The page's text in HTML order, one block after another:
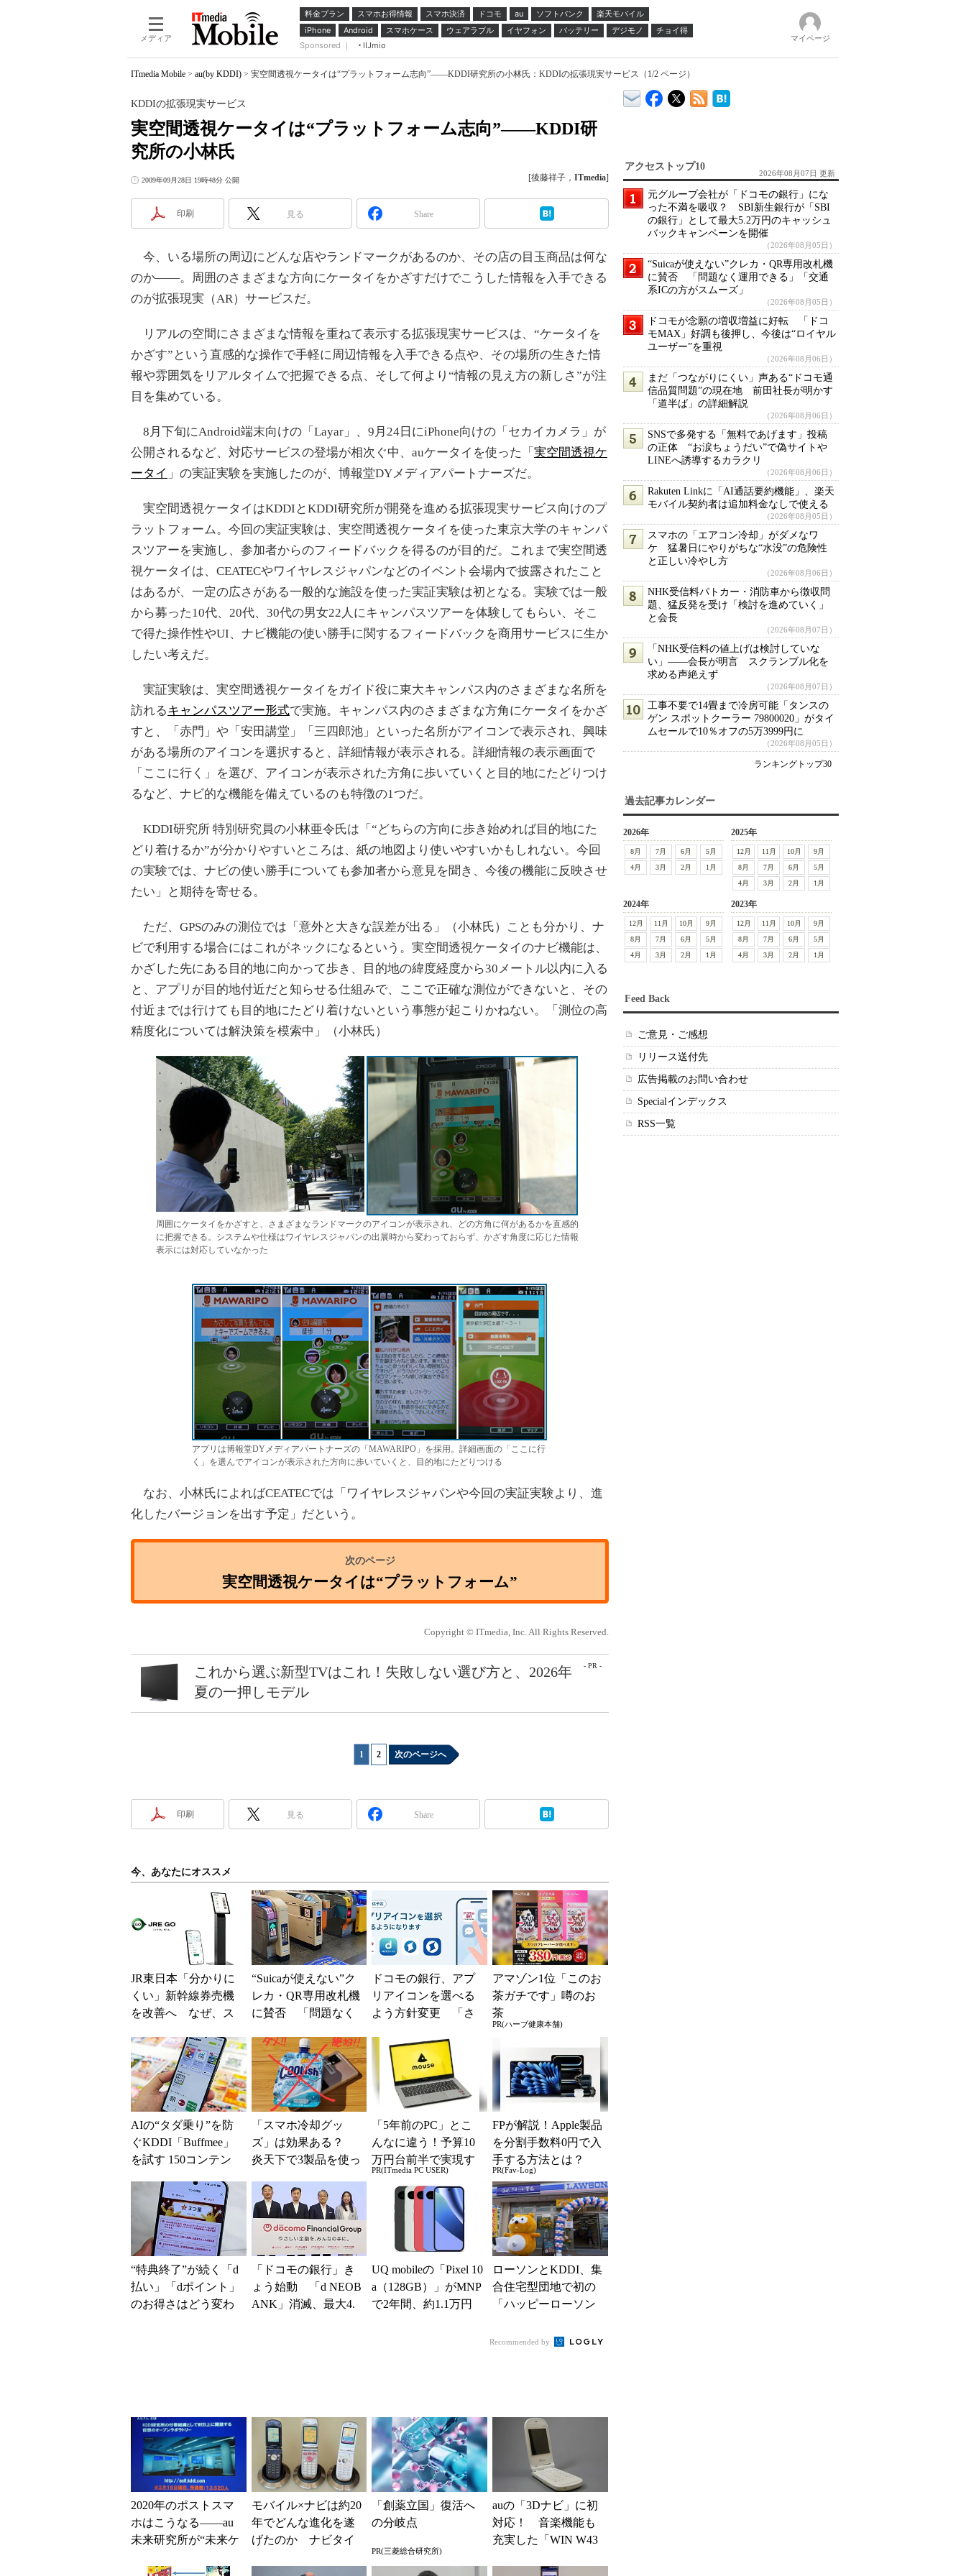
メディア
料金プラン スマホお得情報 スマホ決済 ドコモ au ソフトバンク
楽天モバイル
iPhone
Android スマホケース ウェアラブル イヤフォン バッテリー デジモノ
チョイ得
Sponsored ｜
IIJmio
マイページ
ITmedia Mobile > au(by KDDI) > 実空間透視ケータイは“プラットフォーム志向”――KDDI研究所の小林氏：KDDIの拡張現実サービス（1/2 ページ）
実空間透視ケータイは“プラットフォーム志向”――KDDI研
究所の小林氏
KDDIの拡張現実サービス
2009年09月28日 19時48分 公開 [後藤祥子， ITmedia]
印刷 見る Share
今、いる場所の周辺にどんな店やランドマークがあるのか、その店の目玉商品は何な
のか――。周囲のさまざまな方向にケータイをかざすだけでこうした情報を入手できる
のが拡張現実（AR）サービスだ。
リアルの空間にさまざまな情報を重ねて表示する拡張現実サービスは、“ケータイを
かざす”という直感的な操作で手軽に周辺情報を入手できる点や、その場所の生きた情
報や雰囲気をリアルタイムで把握できる点、そして何より“情報の見え方の新しさ”が注
目を集めている。
8月下旬にAndroid端末向けの「Layar」、9月24日にiPhone向けの「セカイカメラ」が
公開されるなど、対応サービスの登場が相次ぐ中、auケータイを使った「 実空間透視ケ
ータイ 」の実証実験を実施したのが、博報堂DYメディアパートナーズだ。
実空間透視ケータイはKDDIとKDDI研究所が開発を進める拡張現実サービス向けのプ
ラットフォーム。今回の実証実験は、実空間透視ケータイを使った東京大学のキャンパ
スツアーを実施し、参加者からのフィードバックを得るのが目的だ。これまで実空間透
視ケータイは、CEATECやワイヤレスジャパンなどのイベント会場内で披露されたこと
はあるが、一定の広さがある一般的な施設を使った実証実験は初となる。実験では一般
から募った10代、20代、30代の男女22人にキャンパスツアーを体験してもらい、そこ
で得た操作性やUI、ナビ機能の使い勝手に関するフィードバックを商用サービスに生か
したい考えだ。
実証実験は、実空間透視ケータイをガイド役に東大キャンパス内のさまざまな名所を
訪れるキャンパスツアー形式で実施。キャンパス内のさまざまな方角にケータイをかざ
すと、「赤門」や「安田講堂」「三四郎池」といった名所がアイコンで表示され、興味
がある場所のアイコンを選択すると、詳細情報が表示される。詳細情報の表示画面で
「ここに行く」を選び、アイコンが表示された方角に歩いていくと目的地にたどりつけ
るなど、ナビ的な機能を備えているのも特徴の1つだ。
KDDI研究所 特別研究員の小林亜令氏は「“どちらの方向に歩き始めれば目的地にた
どり着けるか”が分かりやすいところは、紙の地図より使いやすいかもしれない。今回
の実験では、ナビの使い勝手についても参加者から意見を聞き、今後の機能に反映させ
たい」と期待を寄せる。
ただ、GPSのみの測位では「意外と大きな誤差が出る」（小林氏）ことも分かり、ナ
ビで利用する場合にはこれがネックになるという。実空間透視ケータイのナビ機能は、
かざした先にある目的地に向かって歩き、目的地の緯度経度から30メートル以内に入る
と、アプリが目的地付近だと知らせる仕組みで、ここで正確な測位ができないと、その
付近までは行けても目的地にたどり着けないという事態が起こりかねない。「測位の高
精度化については解決策を模索中」（小林氏）
周囲にケータイをかざすと、さまざまなランドマークのアイコンが表示され、どの方角に何があるかを直感的
に把握できる。システムや仕様はワイヤレスジャパンの出展時から変わっておらず、かざす角度に応じた情報
表示には対応していなかった
アプリは博報堂DYメディアパートナーズの「MAWARIPO」を採用。詳細画面の「ここに行
く」を選んでアイコンが表示された方向に歩いていくと、目的地にたどりつける
なお、小林氏によればCEATECでは「ワイヤレスジャパンや今回の実証実験より、進
化したバージョンを出す予定」だという。
実空間透視ケータイは“プラットフォーム”
Copyright © ITmedia, Inc. All Rights Reserved.
- PR -
これから選ぶ新型TVはこれ！失敗しない選び方と、2026年
夏の一押しモデル
1 2 次のページへ
印刷 見る Share
今、あなたにオススメ
JR東日本「分かりに
くい」新幹線券売機
を改善へ なぜ、ス
の最短1分購入」を実
現？
“Suicaが使えない”ク
レカ・QR専用改札機
に賛否 「問題なく
系ICの方がスムー...
ドコモの銀行、アプ
リアイコンを選べる
よう方針変更 「さ
要望を踏まえ」
アマゾン1位「このお
茶ガチです」噂のお
茶
PR(ハーブ健康本舗)
AIの“タダ乗り”を防
ぐKDDI「Buffmee」
を試す 150コンテン
が、回答に...
「スマホ冷却グッ
ズ」は効果ある？
炎天下で3製品を使っ
「5年前のPC」とこ
んなに違う！予算10
万円台前半で実現す
る快適PCライフ
PR(ITmedia PC USER)
FPが解説！Apple製品
を分割手数料0円で入
手する方法とは？
PR(Fav-Log)
“特典終了”が続く「d
払い」「dポイント」
のお得さはどう変わ
「ドコモの銀行」き
ょう始動 「d NEOB
ANK」消滅、最大4.
UQ mobileの「Pixel 10
a（128GB）」がMNP
で2年間、約1.1万円
ローソンとKDDI、集
合住宅型団地で初の
「ハッピーローソン
ン リモート接客、
Recommended by
2020年のポストスマ
ホはこうなる――au
未来研究所が“未来ケ
モバイル×ナビは約20
年でどんな進化を遂
げたのか ナビタイ
「創薬立国」復活へ
の分岐点
PR(三菱総合研究所)
auの「3Dナビ」に初
対応！ 音楽機能も
充実した「WIN W43
アクセストップ10
2026年08月07日 更新
元グループ会社が「ドコモの銀行」にな
った不満を吸収？ SBI新生銀行が「SBI
の銀行」として最大5.2万円のキャッシュ
バックキャンペーンを開催
（2026年08月05日）
“Suicaが使えない”クレカ・QR専用改札機
に賛否 「問題なく運用できる」「交通
系ICの方がスムーズ」
（2026年08月05日）
ドコモが念願の増収増益に好転 「ドコ
モMAX」好調も後押し、今後は“ロイヤル
ユーザー”を重視
（2026年08月06日）
まだ「つながりにくい」声ある“ドコモ通
信品質問題”の現在地 前田社長が明かす
「道半ば」の詳細解説
（2026年08月06日）
SNSで多発する「無料であげます」投稿
の正体 “お涙ちょうだい”で偽サイトや
LINEへ誘導するカラクリ
（2026年08月06日）
Rakuten Linkに「AI通話要約機能」、楽天
モバイル契約者は追加料金なしで使える
（2026年08月05日）
スマホの「エアコン冷却」がダメなワ
ケ 猛暑日にやりがちな“水没”の危険性
と正しい冷やし方
（2026年08月06日）
NHK受信料パトカー・消防車から徴収問
題、猛反発を受け「検討を進めていく」
と会長
（2026年08月07日）
「NHK受信料の値上げは検討していな
い」――会長が明言 スクランブル化を
求める声絶えず
（2026年08月07日）
工事不要で14畳まで冷房可能「タンスの
ゲン スポットクーラー 79800020」がタイ
ムセールで10％オフの5万3999円に
（2026年08月05日）
ランキングトップ30
過去記事カレンダー
2026年
8月 7月 6月
5月
4月
3月 2月 1月
2025年
12月 11月 10月
9月
8月
7月 6月
5月
4月
3月 2月 1月
2024年
12月 11月 10月
9月
8月
7月 6月
5月
4月
3月 2月 1月
2023年
12月 11月 10月
9月
8月
7月 6月
5月
4月
3月 2月 1月
Feed Back
ご意見・ご感想
リリース送付先
広告掲載のお問い合わせ
Specialインデックス
RSS一覧